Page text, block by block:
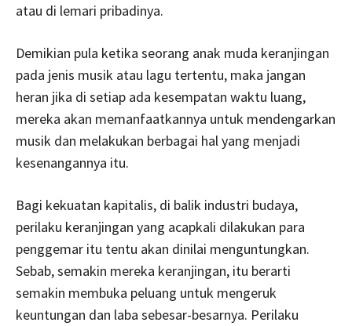
atau di lemari pribadinya.
Demikian pula ketika seorang anak muda keranjingan
pada jenis musik atau lagu tertentu, maka jangan
heran jika di setiap ada kesempatan waktu luang,
mereka akan memanfaatkannya untuk mendengarkan
musik dan melakukan berbagai hal yang menjadi
kesenangannya itu.
Bagi kekuatan kapitalis, di balik industri budaya,
perilaku keranjingan yang acapkali dilakukan para
penggemar itu tentu akan dinilai menguntungkan.
Sebab, semakin mereka keranjingan, itu berarti
semakin membuka peluang untuk mengeruk
keuntungan dan laba sebesar-besarnya. Perilaku